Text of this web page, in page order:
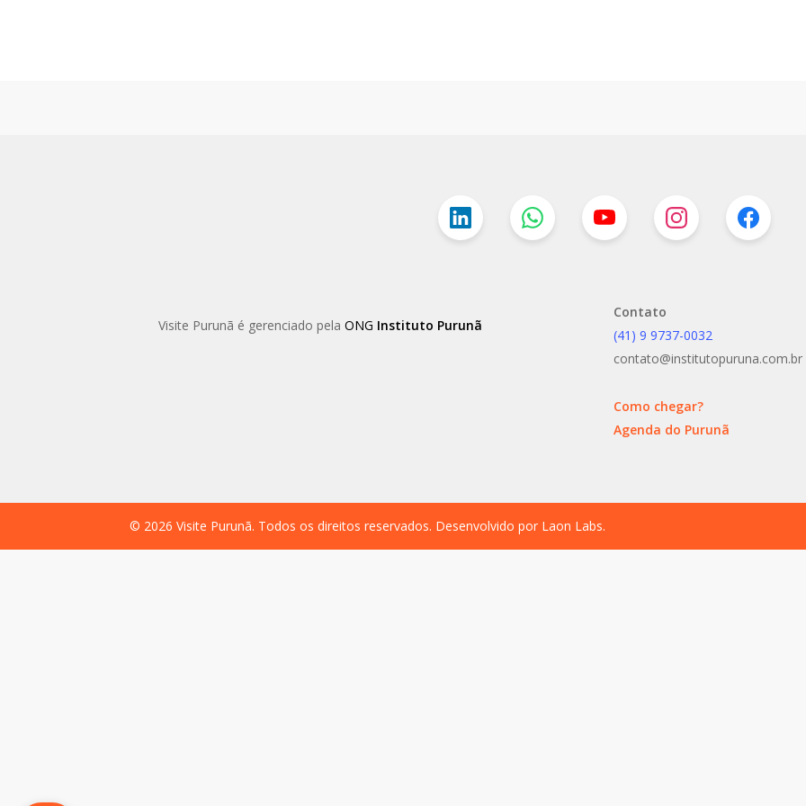
Visite Purunã é gerenciado pelaONG Instituto Purunã
Contato
(41) 9 9737-0032
contato@institutopuruna.com.br
Como chegar?
Agenda do Purunã
© 2026 Visite Purunã. Todos os direitos reservados. Desenvolvido por Laon Labs.